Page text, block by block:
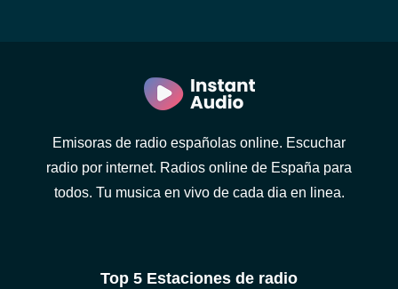
Emisoras de radio españolas online. Escuchar
radio por internet. Radios online de España para
todos. Tu musica en vivo de cada dia en linea.
Top 5 Estaciones de radio